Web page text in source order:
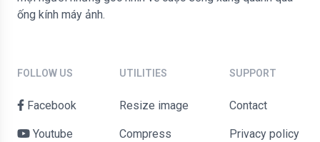
ống kính máy ảnh.
FOLLOW US
Facebook
Youtube
UTILITIES
Resize image
Compress
SUPPORT
contact
Privacy policy